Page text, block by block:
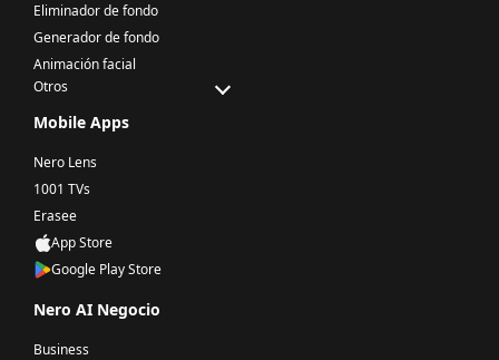
Eliminador de fondo
Generador de fondo
Animación facial
Otros
Mobile Apps
Nero Lens
1001 TVs
Erasee
App Store
Google Play Store
Nero AI Negocio
Business